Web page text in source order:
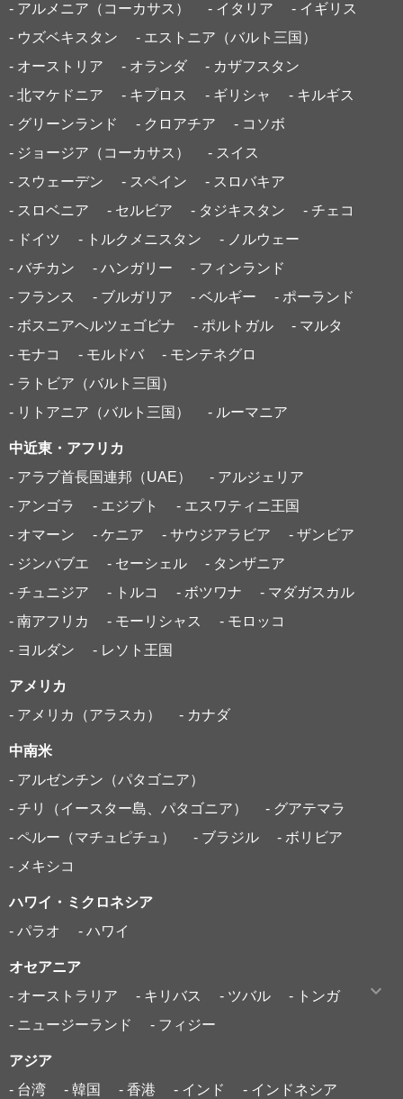
- アルメニア（コーカサス）
- イタリア
- イギリス
- ウズベキスタン
- エストニア（バルト三国）
- オーストリア
- オランダ
- カザフスタン
- 北マケドニア
- キプロス - ギリシャ
- キルギス
- グリーンランド
- クロアチア
- コソボ
- ジョージア（コーカサス）
- スイス
- スウェーデン
- スペイン
- スロバキア
- スロベニア
- セルビア - タジキスタン
- チェコ
- ドイツ
- トルクメニスタン
- ノルウェー
- バチカン
- ハンガリー
- フィンランド
- フランス
- ブルガリア - ベルギー
- ポーランド
- ボスニアヘルツェゴビナ
- ポルトガル
- マルタ
- モナコ
- モルドバ
- モンテネグロ
- ラトビア（バルト三国）
- リトアニア（バルト三国）
- ルーマニア
中近東・アフリカ
- アラブ首長国連邦（UAE）
- アルジェリア
- アンゴラ
- エジプト
- エスワティニ王国
- オマーン
- ケニア - サウジアラビア
- ザンビア
- ジンバブエ
- セーシェル
- タンザニア
- チュニジア
- トルコ - ボツワナ
- マダガスカル
- 南アフリカ
- モーリシャス
- モロッコ
- ヨルダン
- レソト王国
アメリカ
- アメリカ（アラスカ）
- カナダ
中南米
- アルゼンチン（パタゴニア）
- チリ（イースター島、パタゴニア）
- グアテマラ
- ペルー（マチュピチュ）
- ブラジル
- ボリビア
- メキシコ
ハワイ・ミクロネシア
- パラオ
- ハワイ
オセアニア
- オーストラリア
- キリバス - ツバル
- トンガ
- ニュージーランド
- フィジー
アジア
- 台湾
- 韓国 - 香港 - インド
- インドネシア